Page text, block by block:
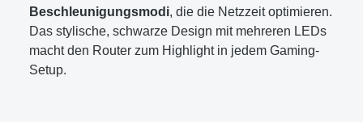
Beschleunigungsmodi, die die Netzzeit optimieren.
Das stylische, schwarze Design mit mehreren LEDs
macht den Router zum Highlight in jedem Gaming-
Setup.